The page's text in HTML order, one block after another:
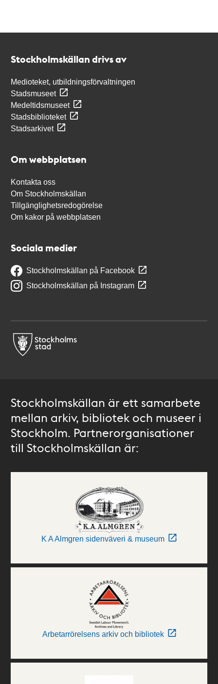
Stockholmskällan drivs av
Medioteket, utbildningsförvaltningen
Stadsmuseet
Medeltidsmuseet
Stadsbiblioteket
Stadsarkivet
Om webbplatsen
Kontakta oss
Om Stockholmskällan
Tillgänglighetsredogörelse
Om kakor på webbplatsen
Sociala medier
Stockholmskällan på Facebook
Stockholmskällan på Instagram
Stockholmskällan är ett samarbete
mellan arkiv, bibliotek och museer i
Stockholm. Partnerorganisationer
till Stockholmskällan är:
K A Almgren sidenväveri & museum
Arbetarrörelsens arkiv och bibliotek